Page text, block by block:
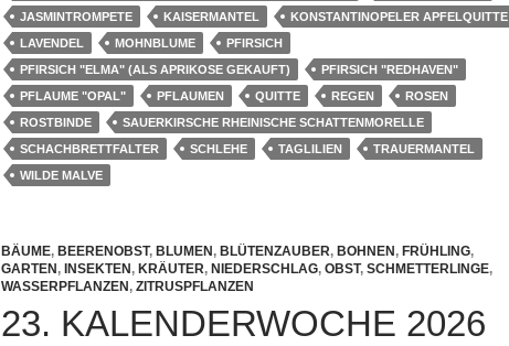
JASMINTROMPETE
KAISERMANTEL
KONSTANTINOPELER APFELQUITTE
LAVENDEL
MOHNBLUME
PFIRSICH
PFIRSICH "ELMA" (ALS APRIKOSE GEKAUFT)
PFIRSICH "REDHAVEN"
PFLAUME "OPAL"
PFLAUMEN QUITTE REGEN
ROSEN
ROSTBINDE
SAUERKIRSCHE RHEINISCHE SCHATTENMORELLE
SCHACHBRETTFALTER
SCHLEHE TAGLILIEN
TRAUERMANTEL
WILDE MALVE
BÄUME, BEERENOBST, BLUMEN, BLÜTENZAUBER, BOHNEN, FRÜHLING,
GARTEN, INSEKTEN, KRÄUTER, NIEDERSCHLAG, OBST, SCHMETTERLINGE,
WASSERPFLANZEN, ZITRUSPFLANZEN
23. KALENDERWOCHE 2026